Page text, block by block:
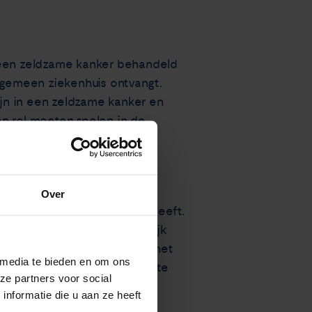
Over
te bieden en om ons
partners voor social
die u aan ze heeft
zeldzame kanker behandeld
ziekenhuis ontvangt.
in een zeldzame kanker en
rol moeten spelen in de
een zeldzame kanker heeft.
van 15% komt vermoedelijk
is versnipperd en het
en behandelmethoden te
behandeling is
kunnen vinden.